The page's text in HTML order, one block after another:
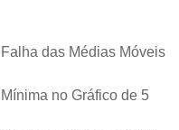
das Médias Móveis
no Gráfico de 5